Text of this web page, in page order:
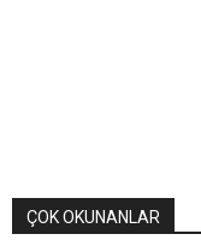
ÇOK OKUNANLAR